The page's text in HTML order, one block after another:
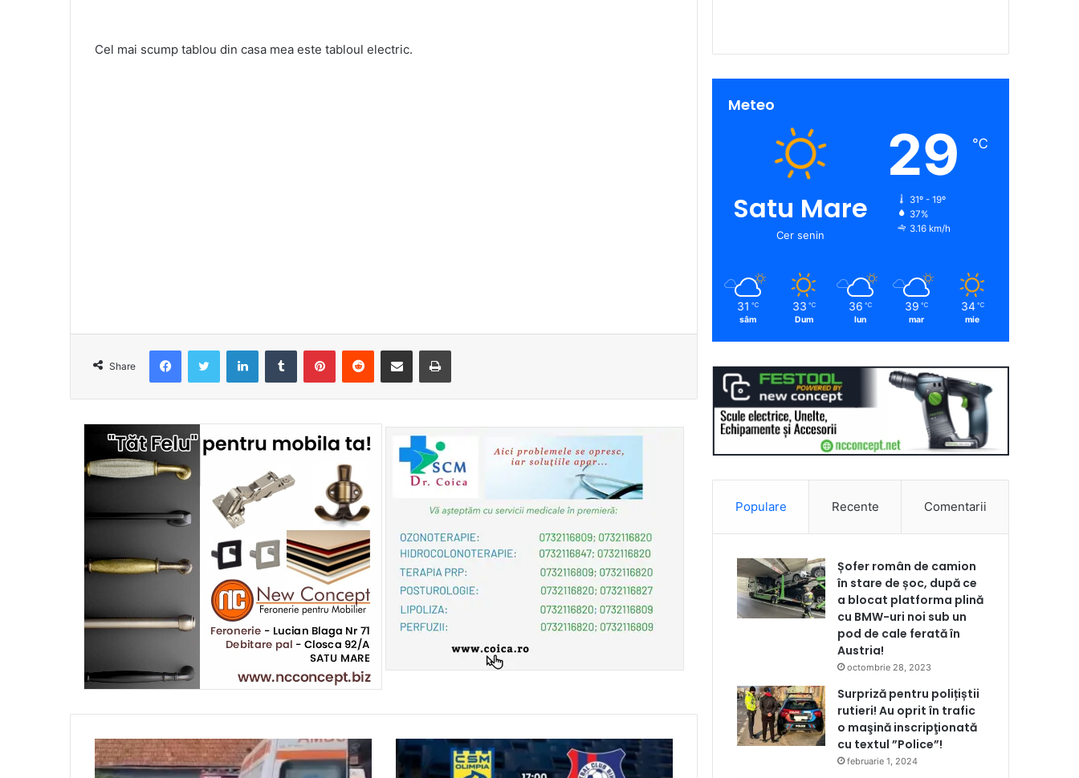
Cel mai scump tablou din casa mea este tabloul electric.
Share
FacebookTwitter LinkedInTumblr PinterestReddit Share via Email Print
Meteo
Satu Mare
Cer senin
29 ℃
31º - 19º
37%
3.16 km/h
31 ℃
sâm
33 ℃
Dum
36 ℃
lun
39 ℃
mar
34 ℃
mie
Populare Recente Comentarii
Șofer român de camion
în stare de șoc, după ce
a blocat platforma plină
cu BMW-uri noi sub un
pod de cale ferată în
Austria!
octombrie 28, 2023
Surpriză pentru polițiștii
rutieri! Au oprit în trafic
o maşină inscripţionată
cu textul ”Police”!
februarie 1, 2024